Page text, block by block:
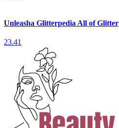
Unleasha Glitterpedia All of Glitter
23.41